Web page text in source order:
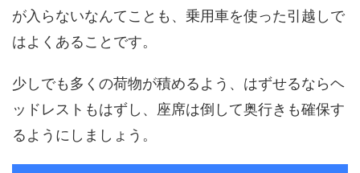
が入らないなんてことも、乗用車を使った引越しで
はよくあることです。
少しでも多くの荷物が積めるよう、はずせるならヘ
ッドレストもはずし、座席は倒して奥行きも確保す
るようにしましょう。